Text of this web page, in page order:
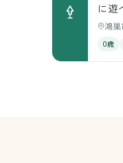
に遊
鴻巣
0歳